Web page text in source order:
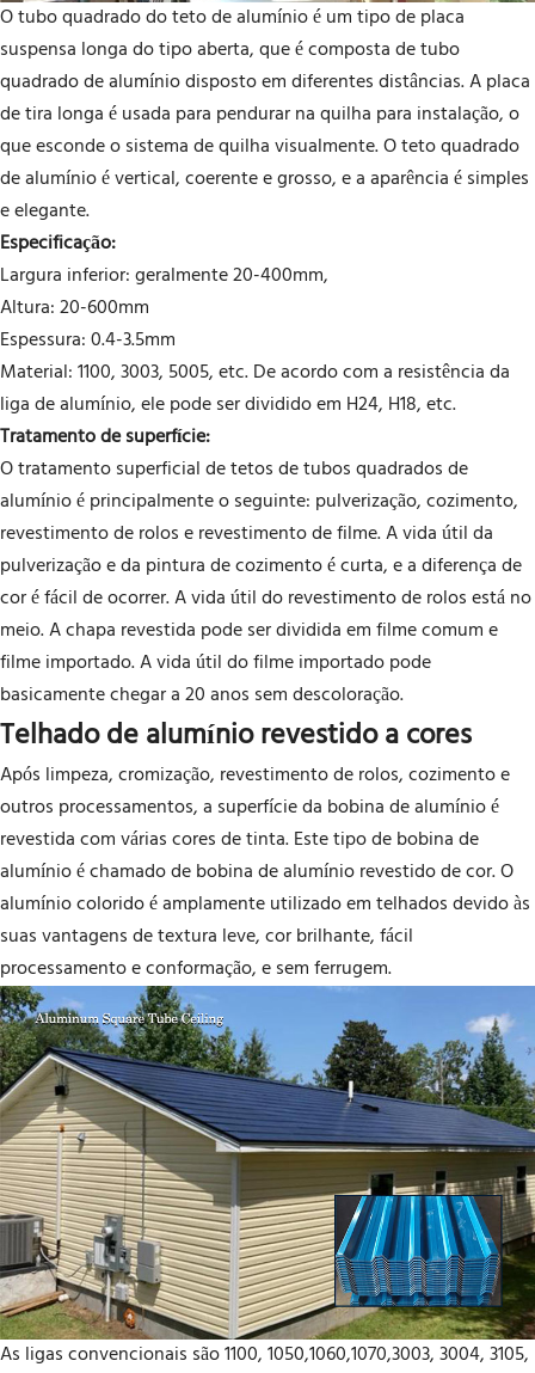
O tubo quadrado do teto de alumínio é um tipo de placa
suspensa longa do tipo aberta, que é composta de tubo
quadrado de alumínio disposto em diferentes distâncias. A placa
de tira longa é usada para pendurar na quilha para instalação, o
que esconde o sistema de quilha visualmente. O teto quadrado
de alumínio é vertical, coerente e grosso, e a aparência é simples
e elegante.
Especificação:
Largura inferior: geralmente 20-400mm,
Altura: 20-600mm
Espessura: 0.4-3.5mm
Material: 1100, 3003, 5005, etc. De acordo com a resistência da
liga de alumínio, ele pode ser dividido em H24, H18, etc.
Tratamento de superfície:
O tratamento superficial de tetos de tubos quadrados de
alumínio é principalmente o seguinte: pulverização, cozimento,
revestimento de rolos e revestimento de filme. A vida útil da
pulverização e da pintura de cozimento é curta, e a diferença de
cor é fácil de ocorrer. A vida útil do revestimento de rolos está no
meio. A chapa revestida pode ser dividida em filme comum e
filme importado. A vida útil do filme importado pode
basicamente chegar a 20 anos sem descoloração.
Telhado de alumínio revestido a cores
Após limpeza, cromização, revestimento de rolos, cozimento e
outros processamentos, a superfície da bobina de alumínio é
revestida com várias cores de tinta. Este tipo de bobina de
alumínio é chamado de bobina de alumínio revestido de cor. O
alumínio colorido é amplamente utilizado em telhados devido às
suas vantagens de textura leve, cor brilhante, fácil
processamento e conformação, e sem ferrugem.
As ligas convencionais são 1100, 1050,1060,1070,3003, 3004, 3105,